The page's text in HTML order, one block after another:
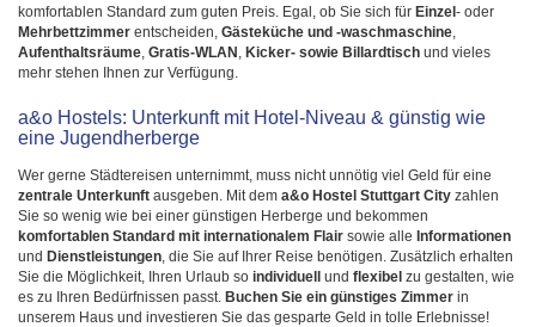
komfortablen Standard zum guten Preis. Egal, ob Sie sich für Einzel- oder
Mehrbettzimmer entscheiden, Gästeküche und -waschmaschine,
Aufenthaltsräume, Gratis-WLAN, Kicker- sowie Billardtisch und vieles
mehr stehen Ihnen zur Verfügung.
a&o Hostels: Unterkunft mit Hotel-Niveau & günstig wie
eine Jugendherberge
Wer gerne Städtereisen unternimmt, muss nicht unnötig viel Geld für eine
zentrale Unterkunft ausgeben. Mit dem a&o Hostel Stuttgart City zahlen
Sie so wenig wie bei einer günstigen Herberge und bekommen
komfortablen Standard mit internationalem Flair sowie alle Informationen
und Dienstleistungen, die Sie auf Ihrer Reise benötigen. Zusätzlich erhalten
Sie die Möglichkeit, Ihren Urlaub so individuell und flexibel zu gestalten, wie
es zu Ihren Bedürfnissen passt. Buchen Sie ein günstiges Zimmer in
unserem Haus und investieren Sie das gesparte Geld in tolle Erlebnisse!